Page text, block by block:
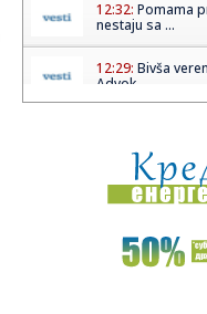
12:32: Pomama
nestaju sa ...
12:29: Bivša
Advok...
12:28:Vučić:
ubij...
12:27:Juventus
Seri...
Vučić u